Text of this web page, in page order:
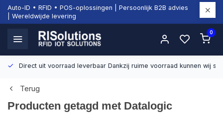
Auto-ID • RFID • POS-oplossingen | Persoonlijk B2B advies
| Wereldwijde levering
0
Direct uit voorraad leverbaar Dankzij ruime voorraad kunnen wij
Terug
Producten getagd met Datalogic